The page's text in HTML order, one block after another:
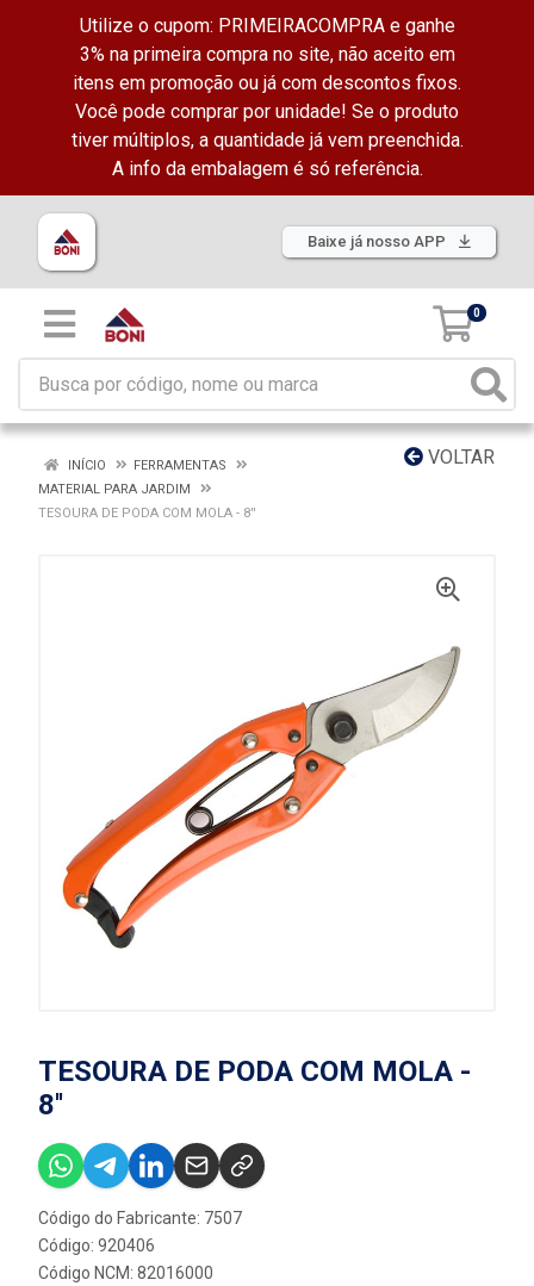
Utilize o cupom: PRIMEIRACOMPRA e ganhe
3% na primeira compra no site, não aceito em
itens em promoção ou já com descontos fixos.
Você pode comprar por unidade! Se o produto
tiver múltiplos, a quantidade já vem preenchida.
A info da embalagem é só referência.
Baixe já nosso APP
0
VOLTAR
INÍCIO
FERRAMENTAS
MATERIAL PARA JARDIM
TESOURA DE PODA COM MOLA - 8''
TESOURA DE PODA COM MOLA -
8''
Código do Fabricante: 7507
Código: 920406
Código NCM: 82016000